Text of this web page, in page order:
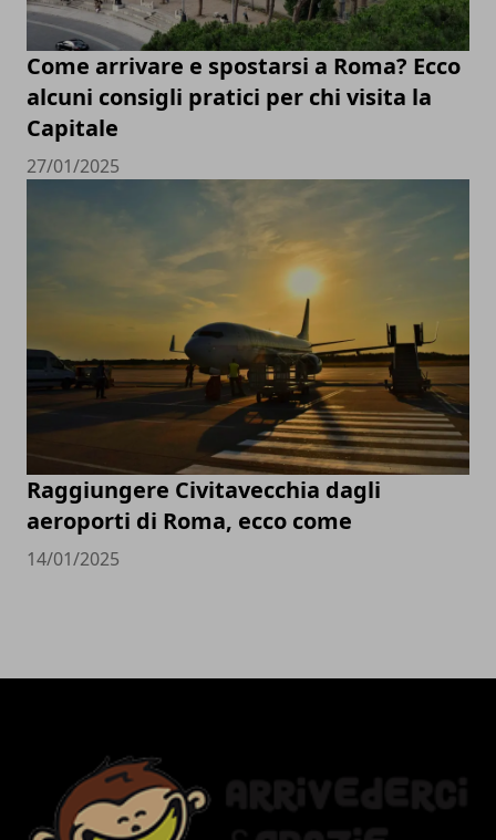
Come arrivare e spostarsi a Roma? Ecco
alcuni consigli pratici per chi visita la
Capitale
27/01/2025
Raggiungere Civitavecchia dagli
aeroporti di Roma, ecco come
14/01/2025